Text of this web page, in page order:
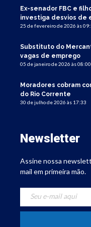
Ex-senador FBC e
investiga desvios de
25 de fevereiro de 2026 às
Substituto do
vagas de emprego
05 de janeiro de 2026 às 08:00
Moradores cobram
do Rio Corrente
30 de julho de 2026 às 17:33
Newsletter
Assine nossa
mail em primeira mão.